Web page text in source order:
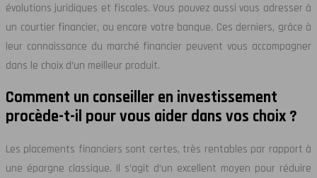
évolutions juridiques et fiscales. Vous pouvez aussi vous adresser à
un courtier financier, ou encore votre banque. Ces derniers, grâce à
leur connaissance du marché financier peuvent vous accompagner
dans le choix d’un meilleur produit.
Comment un conseiller en investissement
procède-t-il pour vous aider dans vos choix ?
Les placements financiers sont certes, très rentables par rapport à
une épargne classique. Il s’agit d’un excellent moyen pour réduire